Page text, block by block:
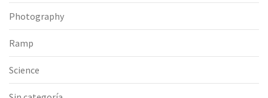
Photography
Ramp
Science